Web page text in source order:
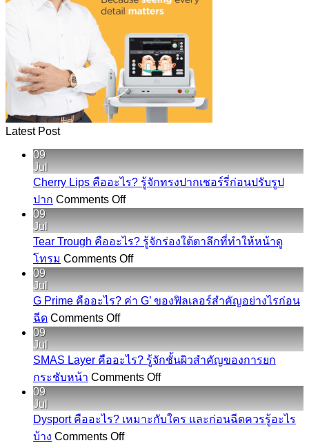
Latest Post
09
Jul
Cherry Lips คืออะไร? รู้จักทรงปากเชอร์รี่ก่อนปรับรูป
ปาก Comments Offon
Cherry
คือ
อะไร?
รู้จัก
ปาก
รี่
ก่อน
รูป
ปาก
09
Jul
Tear Trough คืออะไร? รู้จักร่องใต้ตาลึกที่ทำให้หน้าดู
โทรม Comments Offon
Tear
คือ
รู้จัก
ใต้
ตา
ที่
09
Jul
G Prime คืออะไร? ค่า G’ ของฟิลเลอร์สำคัญอย่างไรก่อน
ฉีด Comments Offon
G
คือ
อะไร?
ค่า
ของ
ฟิล
09
Jul
SMAS Layer คืออะไร? รู้จักชั้นผิวสำคัญของการยก
กระชับหน้า Comments Offon
SMAS
คือ
09
Jul
Dysport คืออะไร? เหมาะกับใคร และก่อนฉีดควรรู้อะไร
บ้าง Comments Offon